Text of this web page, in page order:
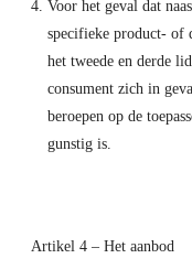
Voor het geval dat
specifieke product- of
het tweede en derde
consument zich in
beroepen op de
gunstig is.
Artikel 4 – Het aanbod